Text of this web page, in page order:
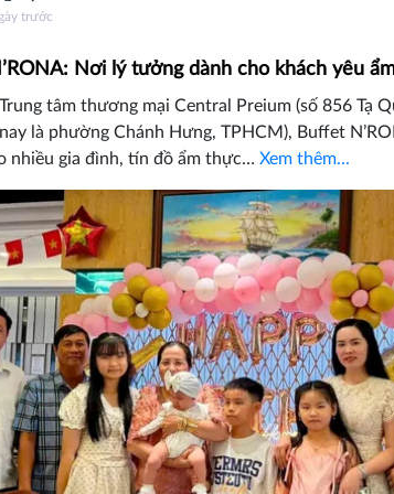
trước
Nơi lý tưởng dành cho khách yêu
tâm thương mại Central Preium (số 856 Tạ
là phường Chánh Hưng, TPHCM), Buffet
nhiều gia đình, tín đồ ẩm thực… Xem thêm...